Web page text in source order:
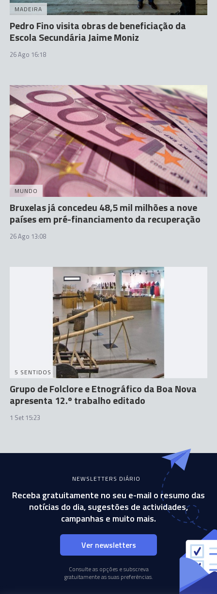
MADEIRA
Pedro Fino visita obras de beneficiação da
Escola Secundária Jaime Moniz
26 Ago 16:18
MUNDO
Bruxelas já concedeu 48,5 mil milhões a nove
países em pré-financiamento da recuperação
26 Ago 13:08
5 SENTIDOS
Grupo de Folclore e Etnográfico da Boa Nova
apresenta 12.º trabalho editado
1 Set 15:23
NEWSLETTERS DIÁRIO
Receba gratuitamente no seu e-mail o resumo das
notícias do dia, sugestões de actividades,
campanhas e muito mais.
Ver newsletters
Consulte as opções e subscreva
gratuitamente as suas preferências.